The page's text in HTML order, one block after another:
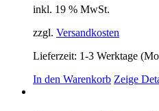
inkl. 19 % MwSt.
zzgl. Versandkosten
Lieferzeit: 1-3 Werktage
In den Warenkorb Zeige